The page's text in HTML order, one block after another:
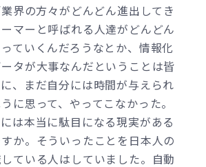
界の方々がどんどん進出してき
マーと呼ばれる人達がどんどん
ていくんだろうなとか、情報化
タが大事なんだということは皆
、まだ自分には時間が与えられ
に思って、やってこなかった。
は本当に駄目になる現実がある
か。そういったことを日本人の
ている人はしていました。自動